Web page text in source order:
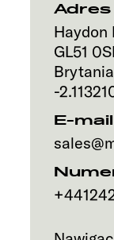
Praca
Adres
Haydon
GL51
Brytania
-
E-mail